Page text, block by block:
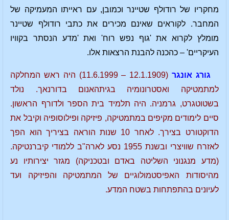
מחקריו של רודולף שטיינר וכמובן, עם ראייתו המעמיקה של
המחבר. לקוראים שאינם מכירים את כתבי רודולף שטיינר
מומלץ לקרוא את 'גוף נפש רוח' ואת 'מדע הנסתר בקוויו
העיקריים' – כהכנה להבנת הרצאות אלו.
גורג אונגר
(12.1.1909 – 11.6.1999) היה ראש המחלקה
למתמטיקה ואסטרונומיה בגיתהאנום בדורנאך. נולד
בשטוטגרט, גרמניה. היה תלמיד בית הספר ולדורף הראשון.
סיים לימודים מקיפים במתמטיקה, פיזיקה ופילוסופיה וקיבל את
הדוקטורט בצירך. לאחר 10 שנות הוראה בציריך הוא הפך
לאזרח שוויצרי ובשנת 1955 נסע לארה"ב ללמודי קיברנטיקה.
(מדע מנגנוני השליטה באדם ובטכניקה) מגזר יצירותיו נע
מהיסודות האפיסטמולוגיים של המתמטיקה והפיזיקה ועד
לעיונים בהתפתחות בשטח המדע.